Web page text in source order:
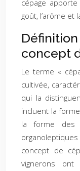
cépage
goût, l’arôme et
concept
Le terme «
cultivée,
qui la
incluent la
la forme des
concept de
vignerons